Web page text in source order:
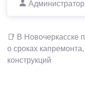
📑 В Новочеркасске
о сроках
конструкций